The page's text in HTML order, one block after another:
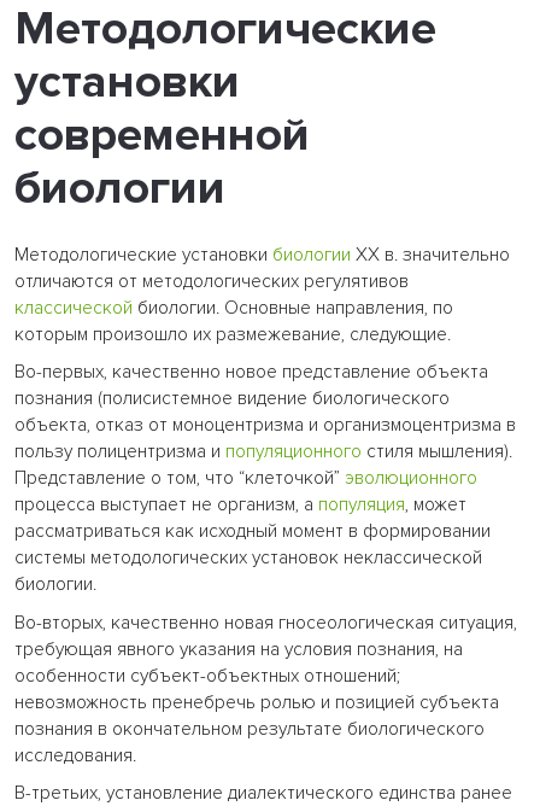
Методологические
установки
современной
биологии
Методологические установки биологии XX в. значительно
отличаются от методологических регулятивов
классической биологии. Основные направления, по
которым произошло их размежевание, следующие.
Во-первых, качественно новое представление объекта
познания (полисистемное видение биологического
объекта, отказ от моноцентризма и организмоцентризма в
пользу полицентризма и популяционного стиля мышления).
Представление о том, что “клеточкой” эволюционного
процесса выступает не организм, а популяция, может
рассматриваться как исходный момент в формировании
системы методологических установок неклассической
биологии.
Во-вторых, качественно новая гносеологическая ситуация,
требующая явного указания на условия познания, на
особенности субъект-объектных отношений;
невозможность пренебречь ролью и позицией субъекта
познания в окончательном результате биологического
исследования.
В-третьих, установление диалектического единства ранее